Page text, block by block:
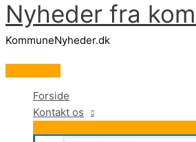
Gå
til
indholdet
Nyheder fra
KommuneNyheder.dk
Hovedmenu
Forside
Kontakt os